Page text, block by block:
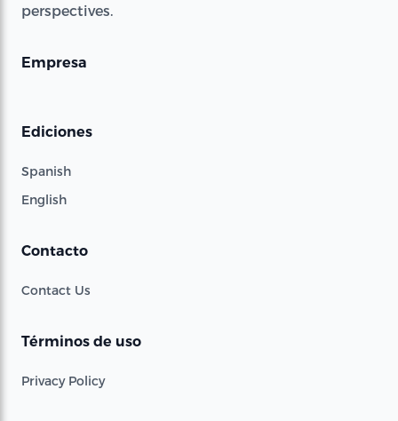
perspectives.
Empresa
Ediciones
Spanish
English
Contacto
Contact Us
Términos de uso
Privacy Policy